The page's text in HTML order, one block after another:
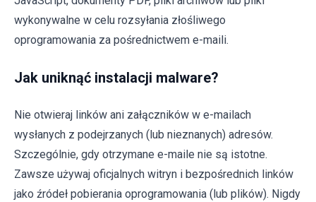
wykonywalne w celu rozsyłania złośliwego
oprogramowania za pośrednictwem e-maili.
Jak uniknąć instalacji malware?
Nie otwieraj linków ani załączników w e-mailach
wysłanych z podejrzanych (lub nieznanych) adresów.
Szczególnie, gdy otrzymane e-maile nie są istotne.
Zawsze używaj oficjalnych witryn i bezpośrednich linków
jako źródeł pobierania oprogramowania (lub plików). Nigdy